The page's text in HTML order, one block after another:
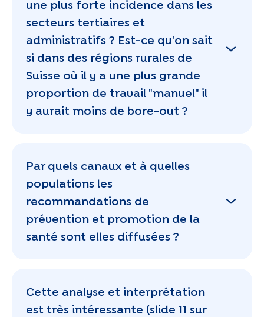
une plus forte incidence dans les
secteurs tertiaires et
administratifs ? Est-ce qu'on sait
si dans des régions rurales de
Suisse où il y a une plus grande
proportion de travail "manuel" il
y aurait moins de bore-out ?
Par quels canaux et à quelles
populations les
recommandations de
prévention et promotion de la
santé sont elles diffusées ?
Cette analyse et interprétation
est très intéressante (slide 11 sur